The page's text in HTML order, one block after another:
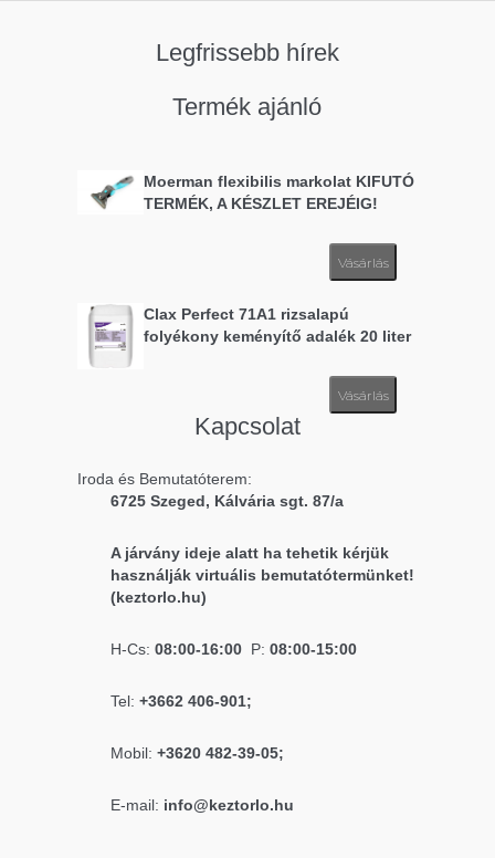
Legfrissebb hírek
Termék ajánló
Moerman flexibilis markolat KIFUTÓ
TERMÉK, A KÉSZLET EREJÉIG!
Vásárlás
Clax Perfect 71A1 rizsalapú
folyékony keményítő adalék 20 liter
Vásárlás
Kapcsolat
Iroda és Bemutatóterem:
6725 Szeged, Kálvária sgt. 87/a
A járvány ideje alatt ha tehetik kérjük
használják virtuális bemutatótermünket!
(keztorlo.hu)
H-Cs: 08:00-16:00 P: 08:00-15:00
Tel: +3662 406-901;
Mobil: +3620 482-39-05;
E-mail: info@keztorlo.hu